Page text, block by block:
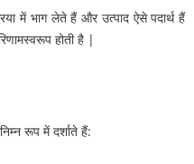
में भाग लेते हैं और उत्पाद ऐसे पदार्थ हैं
होती है |
को निम्न रूप में दर्शाते हैं: